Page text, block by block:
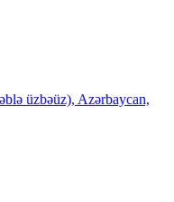
üzbəüz), Azərbaycan,